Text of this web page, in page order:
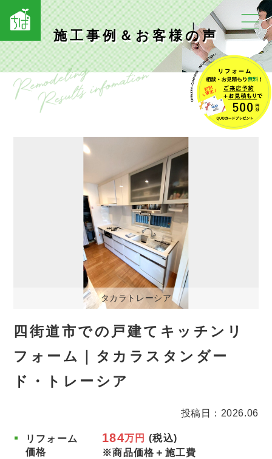
施工事例＆お客様の声
タカラトレーシア
四街道市での戸建てキッチンリ
フォーム｜タカラスタンダー
ド・トレーシア
投稿日：2026.06
リフォーム
価格
184万円 (税込)
※商品価格＋施工費